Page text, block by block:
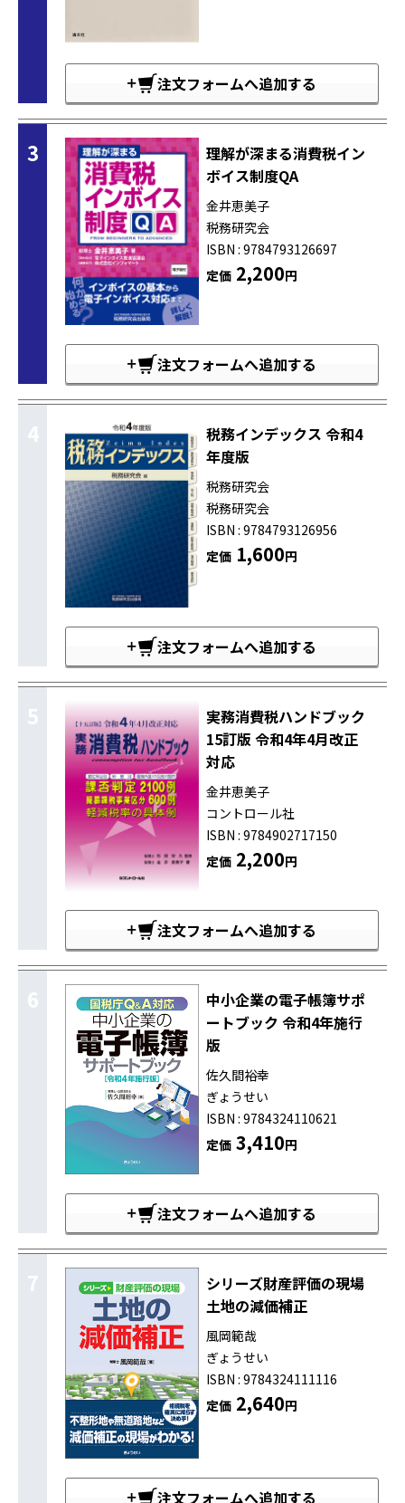
注文フォームへ追加する
3
理解が深まる消費税イン
ボイス制度QA
金井恵美子
税務研究会
ISBN : 9784793126697
定価2,200円
注文フォームへ追加する
4
税務インデックス 令和4
年度版
税務研究会
税務研究会
ISBN : 9784793126956
定価1,600円
注文フォームへ追加する
5
実務消費税ハンドブック
15訂版 令和4年4月改正
対応
金井恵美子
コントロール社
ISBN : 9784902717150
定価2,200円
注文フォームへ追加する
6
中小企業の電子帳簿サポ
ートブック 令和4年施行
版
佐久間裕幸
ぎょうせい
ISBN : 9784324110621
定価3,410円
注文フォームへ追加する
7
シリーズ財産評価の現場
土地の減価補正
風岡範哉
ぎょうせい
ISBN : 9784324111116
定価2,640円
注文フォームへ追加する